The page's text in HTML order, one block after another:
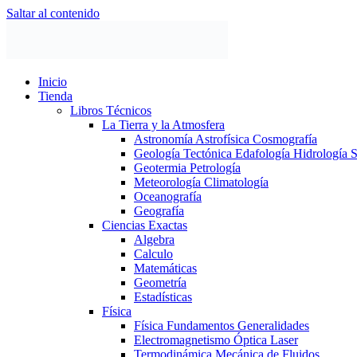
Saltar al contenido
Inicio
Tienda
Libros Técnicos
La Tierra y la Atmosfera
Astronomía Astrofísica Cosmografía
Geología Tectónica Edafología Hidrología
Geotermia Petrología
Meteorología Climatología
Oceanografía
Geografía
Ciencias Exactas
Algebra
Calculo
Matemáticas
Geometría
Estadísticas
Física
Física Fundamentos Generalidades
Electromagnetismo Óptica Laser
Termodinámica Mecánica de Fluidos